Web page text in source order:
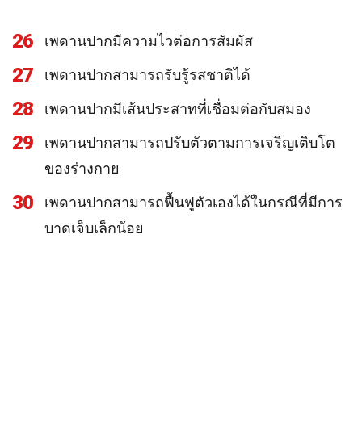
26 เพดานปากมีความไวต่อการสัมผัส
27 เพดานปากสามารถรับรู้รสชาติได้
28 เพดานปากมีเส้นประสาทที่เชื่อมต่อกับสมอง
29
เพดานปากสามารถปรับตัวตามการเจริญเติบโต
ของร่างกาย
30
เพดานปากสามารถฟื้นฟูตัวเองได้ในกรณีที่มีการ
บาดเจ็บเล็กน้อย